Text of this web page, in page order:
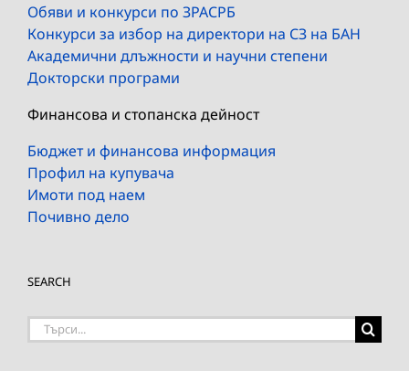
Обяви и конкурси по ЗРАСРБ
Конкурси за избор на директори на СЗ на БАН
Академични длъжности и научни степени
Докторски програми
Финансова и стопанска дейност
Бюджет и финансова информация
Профил на купувача
Имоти под наем
Почивно дело
SEARCH
Търсене